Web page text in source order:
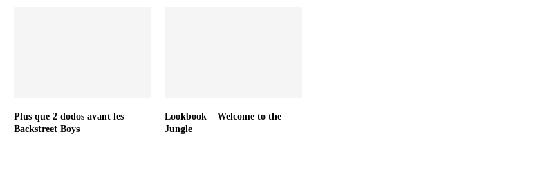
Plus que 2 dodos avant les
Backstreet Boys
Lookbook – Welcome to the
Jungle